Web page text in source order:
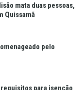
mata duas pessoas,
Quissamã
pelo
para isenção